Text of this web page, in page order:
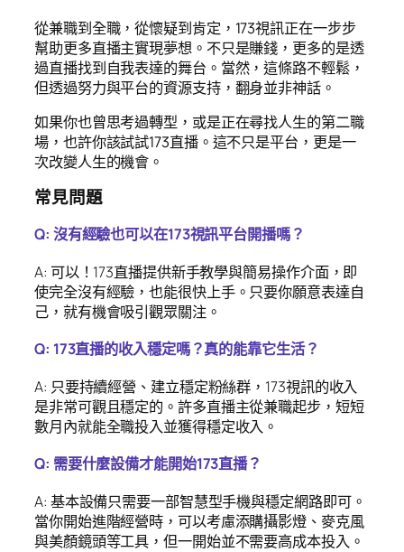
從兼職到全職，從懷疑到肯定，173視訊正在一步步
幫助更多直播主實現夢想。不只是賺錢，更多的是透
過直播找到自我表達的舞台。當然，這條路不輕鬆，
但透過努力與平台的資源支持，翻身並非神話。
如果你也曾思考過轉型，或是正在尋找人生的第二職
場，也許你該試試173直播。這不只是平台，更是一
次改變人生的機會。
常見問題
Q: 沒有經驗也可以在173視訊平台開播嗎？
A: 可以！173直播提供新手教學與簡易操作介面，即
使完全沒有經驗，也能很快上手。只要你願意表達自
己，就有機會吸引觀眾關注。
Q: 173直播的收入穩定嗎？真的能靠它生活？
A: 只要持續經營、建立穩定粉絲群，173視訊的收入
是非常可觀且穩定的。許多直播主從兼職起步，短短
數月內就能全職投入並獲得穩定收入。
Q: 需要什麼設備才能開始173直播？
A: 基本設備只需要一部智慧型手機與穩定網路即可。
當你開始進階經營時，可以考慮添購攝影燈、麥克風
與美顏鏡頭等工具，但一開始並不需要高成本投入。